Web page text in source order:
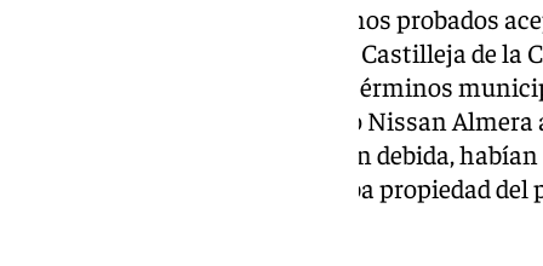
Para ello, según el relato de hechos probados
ellos «empleaba su domicilio de Castilleja de
en un terreno rústico entre los términos
Bormujos, así como un vehículo Nissan
identificación, y sin autorización debida,
otro coche modelo SEAT Córdoba propiedad